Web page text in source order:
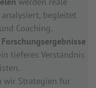
begleitet
Coaching.
tieferes Verständnis
wir Strategien für